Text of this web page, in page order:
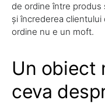
de ordine între produs
și încrederea
ordine nu e un moft.
Un obiect
ceva